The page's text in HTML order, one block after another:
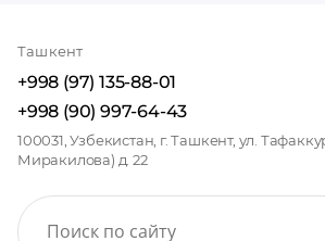
Ташкент
+998 (97) 135-88-01
+998 (90) 997-64-43
100031, Узбекистан, г. Ташкент, ул.
Миракилова) д. 22